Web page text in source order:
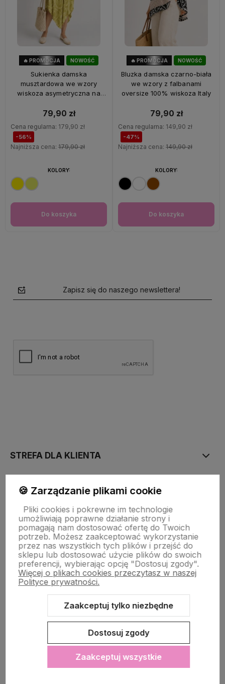
NOWOŚĆ
🔥 PROMOCJA
Sukienka damska
musztardowa we wzory
wiskoza asymetryczna na
79,90 zł
Cena regularna: 179,90 zł
-56%
Najniższa cena: 179,90 zł
Do koszyka
KOLORY:
NOWOŚĆ
🔥 PROMOCJA
Bluzka damska czarno-biała
we wzory z falbanami
oversize 100% wiskoza Italy
79,90 zł
Cena regularna: 149,90 zł
-47%
Najniższa cena: 149,90 zł
Do koszyka
KOLORY:
Zapisz się do naszego newslettera!
STREFA DLA KLIENTA
PŁATNOŚĆ I DOSTAWA
STRONY INFORMACYJNE
POMOC DLA KLIENTA
🍪 Zarządzanie plikami cookie
Pliki cookies i pokrewne im technologie
umożliwiają poprawne działanie strony i
pomagają nam dostosować ofertę do Twoich
potrzeb. Możesz zaakceptować wykorzystanie
przez nas wszystkich tych plików i przejść do
sklepu lub dostosować użycie plików do swoich
preferencji, wybierając opcję "Dostosuj zgody".
Więcej o plikach cookies przeczytasz w naszej
Polityce prywatności.
Zaakceptuj tylko niezbędne
Dostosuj zgody
Zaakceptuj wszystkie